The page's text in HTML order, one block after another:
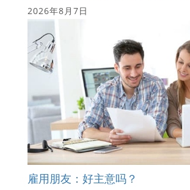
2026年8月7日
雇用朋友：好主意吗？